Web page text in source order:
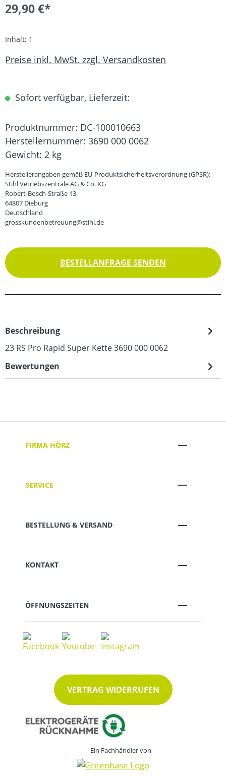
29,90 €*
Inhalt: 1
Preise inkl. MwSt. zzgl. Versandkosten
Sofort verfügbar, Lieferzeit:
Produktnummer: DC-100010663
Herstellernummer: 3690 000 0062
Gewicht: 2 kg
Herstellerangaben gemäß EU-Produktsicherheitsverordnung (GPSR):
Stihl Vetriebszentrale AG & Co. KG
Robert-Bosch-Straße 13
64807 Dieburg
Deutschland
grosskundenbetreuung@stihl.de
BESTELLANFRAGE SENDEN
Beschreibung
23 RS Pro Rapid Super Kette 3690 000 0062
Bewertungen
FIRMA HÖRZ
SERVICE
BESTELLUNG & VERSAND
KONTAKT
ÖFFNUNGSZEITEN
VERTRAG WIDERRUFEN
Ein Fachhändler von